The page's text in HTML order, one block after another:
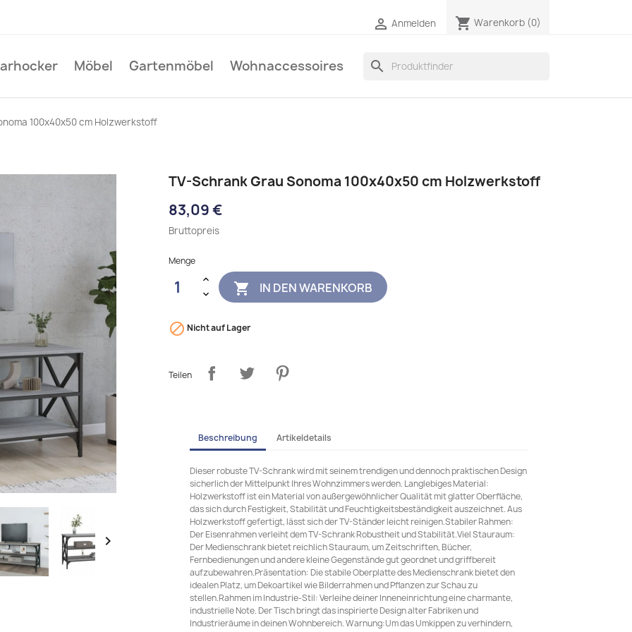
 Anmelden shopping_cart Warenkorb (0)
Möbel Gartenmöbel Wohnaccessoires search
100x40x50 cm Holzwerkstoff

TV-Schrank Grau Sonoma 100x40x50 cm Holzwerkstoff
83,09 €
Bruttopreis
Menge
 IN DEN WARENKORB
 Nicht auf Lager
Teilen
Beschreibung Artikeldetails
Dieser robuste TV-Schrank wird mit seinem trendigen und dennoch praktischen Design
sicherlich der Mittelpunkt Ihres Wohnzimmers werden. Langlebiges Material:
Holzwerkstoff ist ein Material von außergewöhnlicher Qualität mit glatter Oberfläche,
das sich durch Festigkeit, Stabilität und Feuchtigkeitsbeständigkeit auszeichnet. Aus
Holzwerkstoff gefertigt, lässt sich der TV-Ständer leicht reinigen.Stabiler Rahmen:
Der Eisenrahmen verleiht dem TV-Schrank Robustheit und Stabilität.Viel Stauraum:
Der Medienschrank bietet reichlich Stauraum, um Zeitschriften, Bücher,
Fernbedienungen und andere kleine Gegenstände gut geordnet und griffbereit
aufzubewahren.Präsentation: Die stabile Oberplatte des Medienschrank bietet den
idealen Platz, um Dekoartikel wie Bilderrahmen und Pflanzen zur Schau zu
stellen.Rahmen im Industrie-Stil: Verleihe deiner Inneneinrichtung eine charmante,
industrielle Note. Der Tisch bringt das inspirierte Design alter Fabriken und
Industrieräume in deinen Wohnbereich. Warnung:Um das Umkippen zu verhindern,